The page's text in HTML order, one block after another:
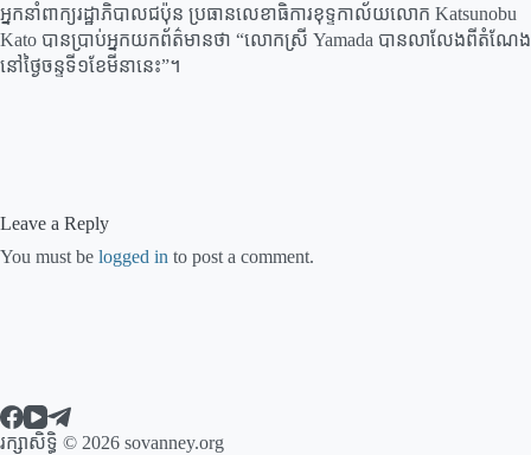
អ្នកនាំពាក្យរដ្ឋាភិបាលជប៉ុន ប្រធានលេខាធិការខុទ្ទកាល័យលោក Katsunobu
Kato បានប្រាប់អ្នកយកព័ត៌មានថា “លោកស្រី Yamada បានលាលែងពីតំណែង
នៅថ្ងៃចន្ទទី១ខែមីនានេះ”។
Leave a Reply
You must be logged in to post a comment.
រក្សាសិទ្ធិ © 2026 sovanney.org